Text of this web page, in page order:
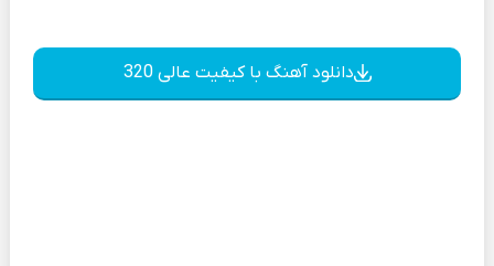
دانلود آهنگ با کیفیت عالی 320